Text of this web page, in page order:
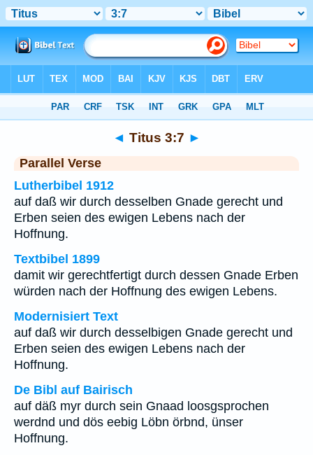
◄ Titus 3:7 ►
Parallel Verse
Lutherbibel 1912
auf daß wir durch desselben Gnade gerecht und
Erben seien des ewigen Lebens nach der
Hoffnung.
Textbibel 1899
damit wir gerechtfertigt durch dessen Gnade Erben
würden nach der Hoffnung des ewigen Lebens.
Modernisiert Text
auf daß wir durch desselbigen Gnade gerecht und
Erben seien des ewigen Lebens nach der
Hoffnung.
De Bibl auf Bairisch
auf däß myr durch sein Gnaad loosgsprochen
werdnd und dös eebig Löbn örbnd, ünser
Hoffnung.